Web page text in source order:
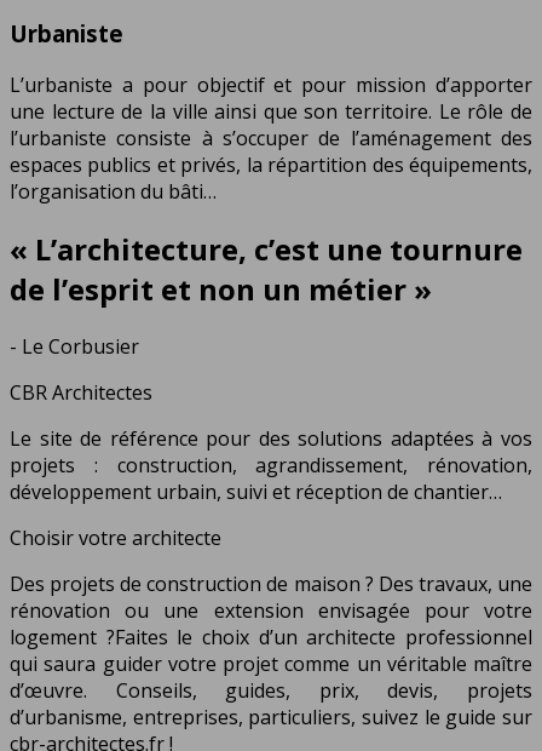
Urbaniste
L’urbaniste a pour objectif et pour mission d’apporter
une lecture de la ville ainsi que son territoire. Le rôle de
l’urbaniste consiste à s’occuper de l’aménagement des
espaces publics et privés, la répartition des équipements,
l’organisation du bâti…
« L’architecture, c’est une tournure
de l’esprit et non un métier »
- Le Corbusier
CBR Architectes
Le site de référence pour des solutions adaptées à vos
projets : construction, agrandissement, rénovation,
développement urbain, suivi et réception de chantier…
Choisir votre architecte
Des projets de construction de maison ? Des travaux, une
rénovation ou une extension envisagée pour votre
logement ?Faites le choix d’un architecte professionnel
qui saura guider votre projet comme un véritable maître
d’œuvre. Conseils, guides, prix, devis, projets
d’urbanisme, entreprises, particuliers, suivez le guide sur
cbr-architectes.fr !